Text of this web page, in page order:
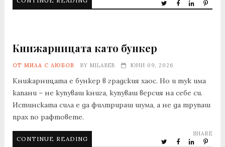
Книжарницата като бункер
ОТ МИЛА С ЛЮБОВ BY MILABEB ЮНИ 09, 2026
Книжарницата е бункер в градския хаос. Но и тук има
капани – не купуваш книга, купуваш версия на себе си.
Истинската сила е да филтрираш шума, а не да трупаш
прах по рафтовете.
CONTINUE READING
SHARE